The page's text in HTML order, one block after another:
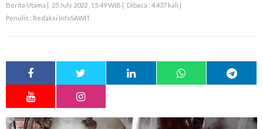
Berita Utama | 25 July 2022 , 15:49 WIB | Dibaca : 4.437 kali |
Penulis : Redaksi InfoSAWIT